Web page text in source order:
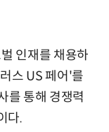
인재를 채용하
스 US 페어'를
를 통해 경쟁력
다.